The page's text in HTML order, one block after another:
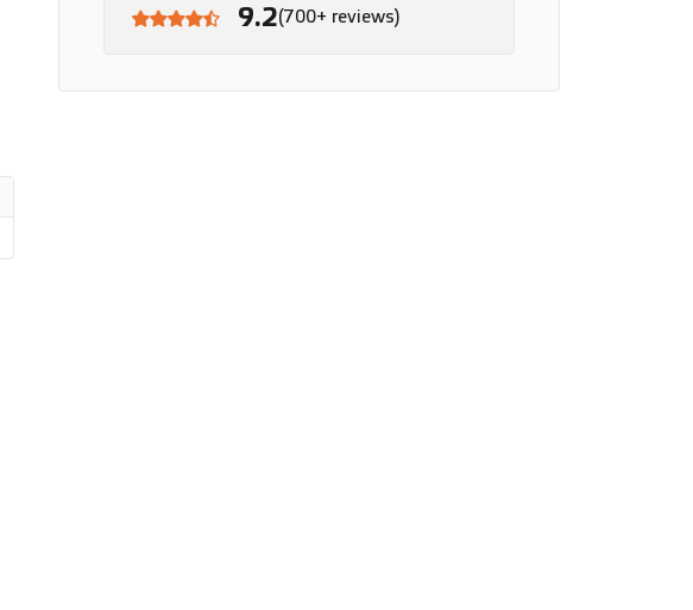
9.2(700+ reviews)